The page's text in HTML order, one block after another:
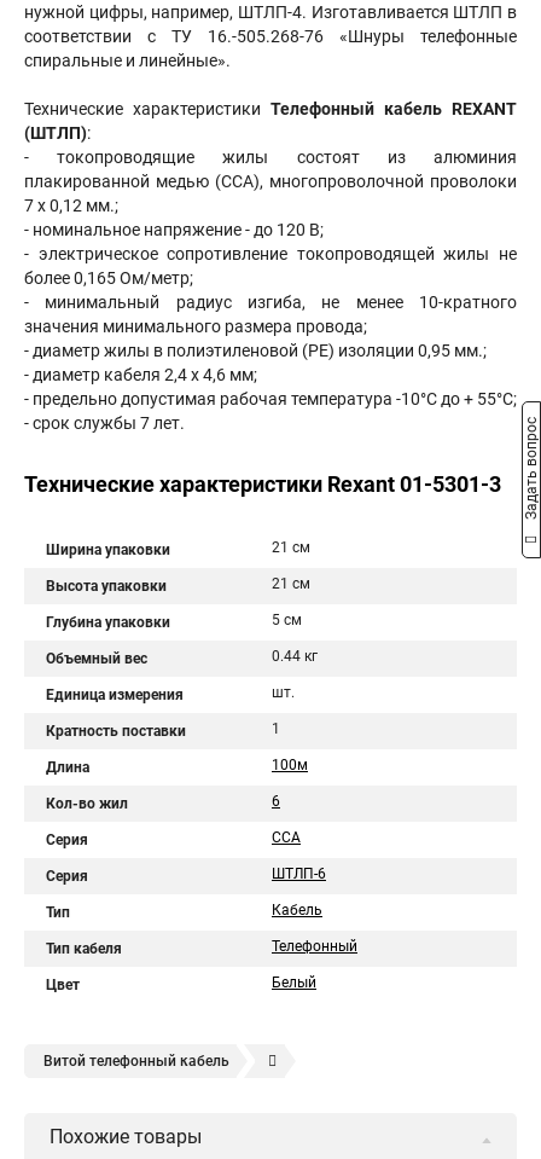
нужной цифры, например, ШТЛП-4. Изготавливается ШТЛП в
соответствии с ТУ 16.-505.268-76 «Шнуры телефонные
спиральные и линейные».
Технические характеристики Телефонный кабель REXANT
(ШТЛП):
- токопроводящие жилы состоят из алюминия
плакированной медью (CCA), многопроволочной проволоки
7 х 0,12 мм.;
- номинальное напряжение - до 120 В;
- электрическое сопротивление токопроводящей жилы не
более 0,165 Ом/метр;
- минимальный радиус изгиба, не менее 10-кратного
значения минимального размера провода;
- диаметр жилы в полиэтиленовой (PE) изоляции 0,95 мм.;
- диаметр кабеля 2,4 х 4,6 мм;
- предельно допустимая рабочая температура -10°С до + 55°С;
- срок службы 7 лет.
Технические характеристики Rexant 01-5301-3
Ширина упаковки 21 см
Высота упаковки 21 см
Глубина упаковки 5 см
Объемный вес 0.44 кг
Единица измерения шт.
Кратность поставки 1
Длина 100м
Кол-во жил 6
Серия CCA
Серия ШТЛП-6
Тип Кабель
Тип кабеля Телефонный
Цвет Белый
Витой телефонный кабель
Полевой кабель связи
Похожие товары
Задать вопрос